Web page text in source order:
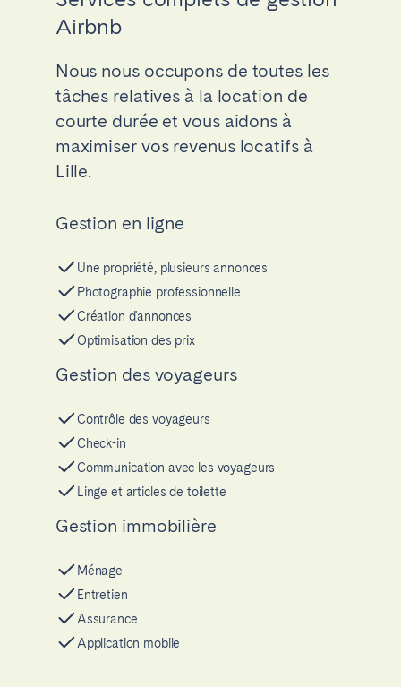
Airbnb
Nous nous occupons de toutes les
tâches relatives à la location de
courte durée et vous aidons à
maximiser vos revenus locatifs à
Lille.
Gestion en ligne
Une propriété, plusieurs annonces
Photographie professionnelle
Création d'annonces
Optimisation des prix
Gestion des voyageurs
Contrôle des voyageurs
Check-in
Communication avec les voyageurs
Linge et articles de toilette
Gestion immobilière
Ménage
Entretien
Assurance
Application mobile